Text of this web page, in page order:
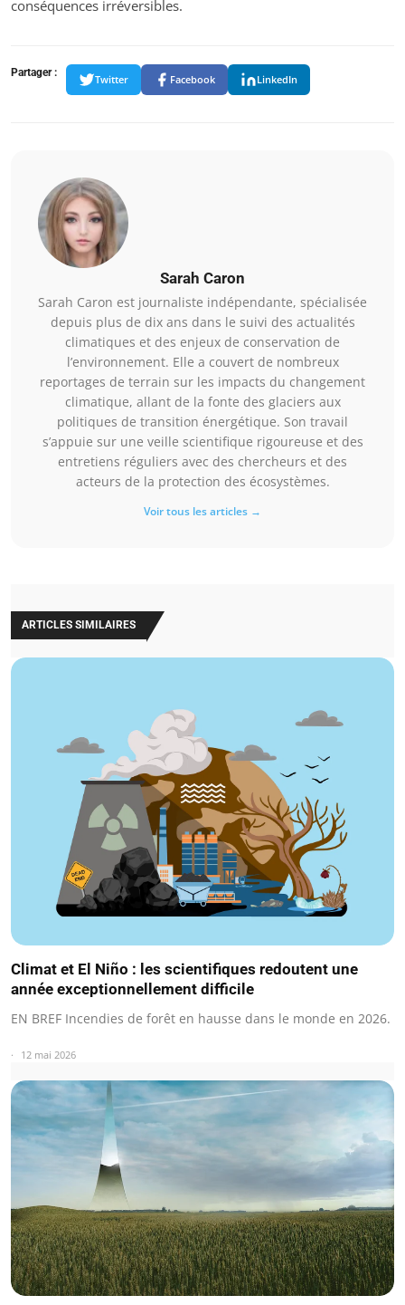
conséquences irréversibles.
Partager :
Twitter Facebook LinkedIn
Sarah Caron
Sarah Caron est journaliste indépendante, spécialisée
depuis plus de dix ans dans le suivi des actualités
climatiques et des enjeux de conservation de
l’environnement. Elle a couvert de nombreux
reportages de terrain sur les impacts du changement
climatique, allant de la fonte des glaciers aux
politiques de transition énergétique. Son travail
s’appuie sur une veille scientifique rigoureuse et des
entretiens réguliers avec des chercheurs et des
acteurs de la protection des écosystèmes.
Voir tous les articles →
ARTICLES SIMILAIRES
Climat et El Niño : les scientifiques redoutent une
année exceptionnellement difficile
EN BREF Incendies de forêt en hausse dans le monde en 2026.
12 mai 2026